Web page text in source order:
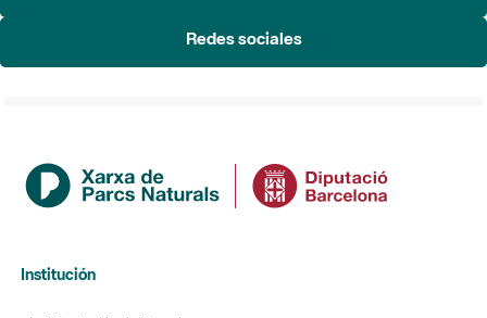
Redes sociales
Institución